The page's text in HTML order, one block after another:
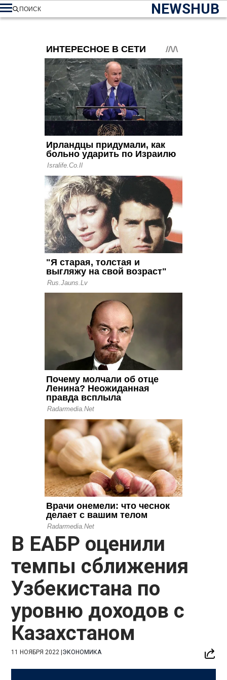
NEWSHUB
ПОИСК
В ЕАБР оценили
темпы сближения
Узбекистана по
уровню доходов с
Казахстаном
11 НОЯБРЯ 2022 |ЭКОНОМИКА